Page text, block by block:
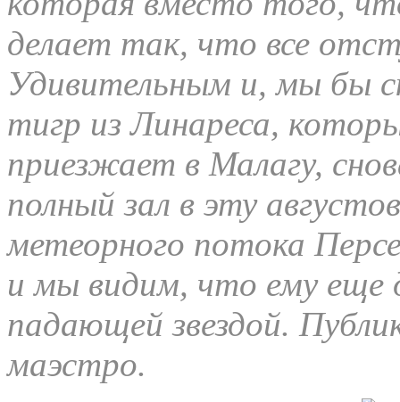
делает так, что все
Удивительным и, мы бы
тигр из Линареса,
приезжает в Малагу,
полный зал в эту
метеорного потока
и мы видим, что ему еще
падающей звездой.
маэстро.